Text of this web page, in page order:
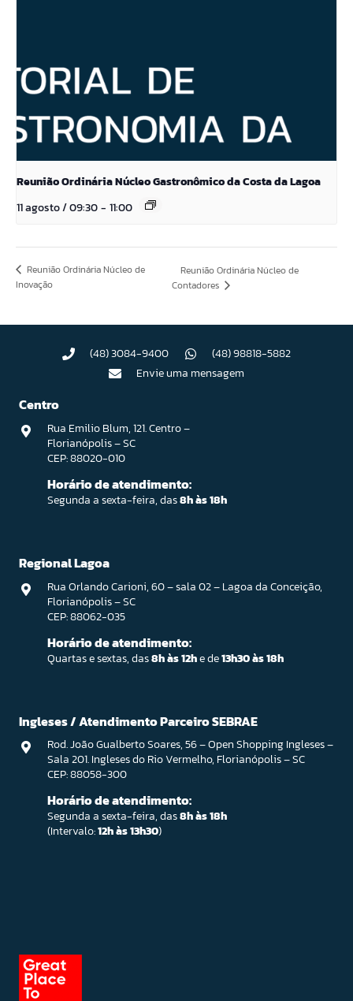
Reunião Ordinária Núcleo Gastronômico da Costa da Lagoa
11 agosto / 09:30- 11:00
Reunião Ordinária Núcleo de
Inovação
Reunião Ordinária Núcleo de
Contadores
(48) 3084-9400
(48) 98818-5882
Envie uma mensagem
Centro
Rua Emilio Blum, 121. Centro –
Florianópolis – SC
CEP: 88020-010
Horário de atendimento:
Segunda a sexta-feira, das8h às 18h
Regional Lagoa
Rua Orlando Carioni, 60 – sala 02 – Lagoa da Conceição,
Florianópolis – SC
CEP: 88062-035
Horário de atendimento:
Quartas e sextas, das8h às 12he de13h30 às 18h
Ingleses / Atendimento Parceiro SEBRAE
Rod. João Gualberto Soares, 56 – Open Shopping Ingleses –
Sala 201. Ingleses do Rio Vermelho, Florianópolis – SC
CEP: 88058-300
Horário de atendimento:
Segunda a sexta-feira, das8h às 18h
(Intervalo:12h às 13h30)